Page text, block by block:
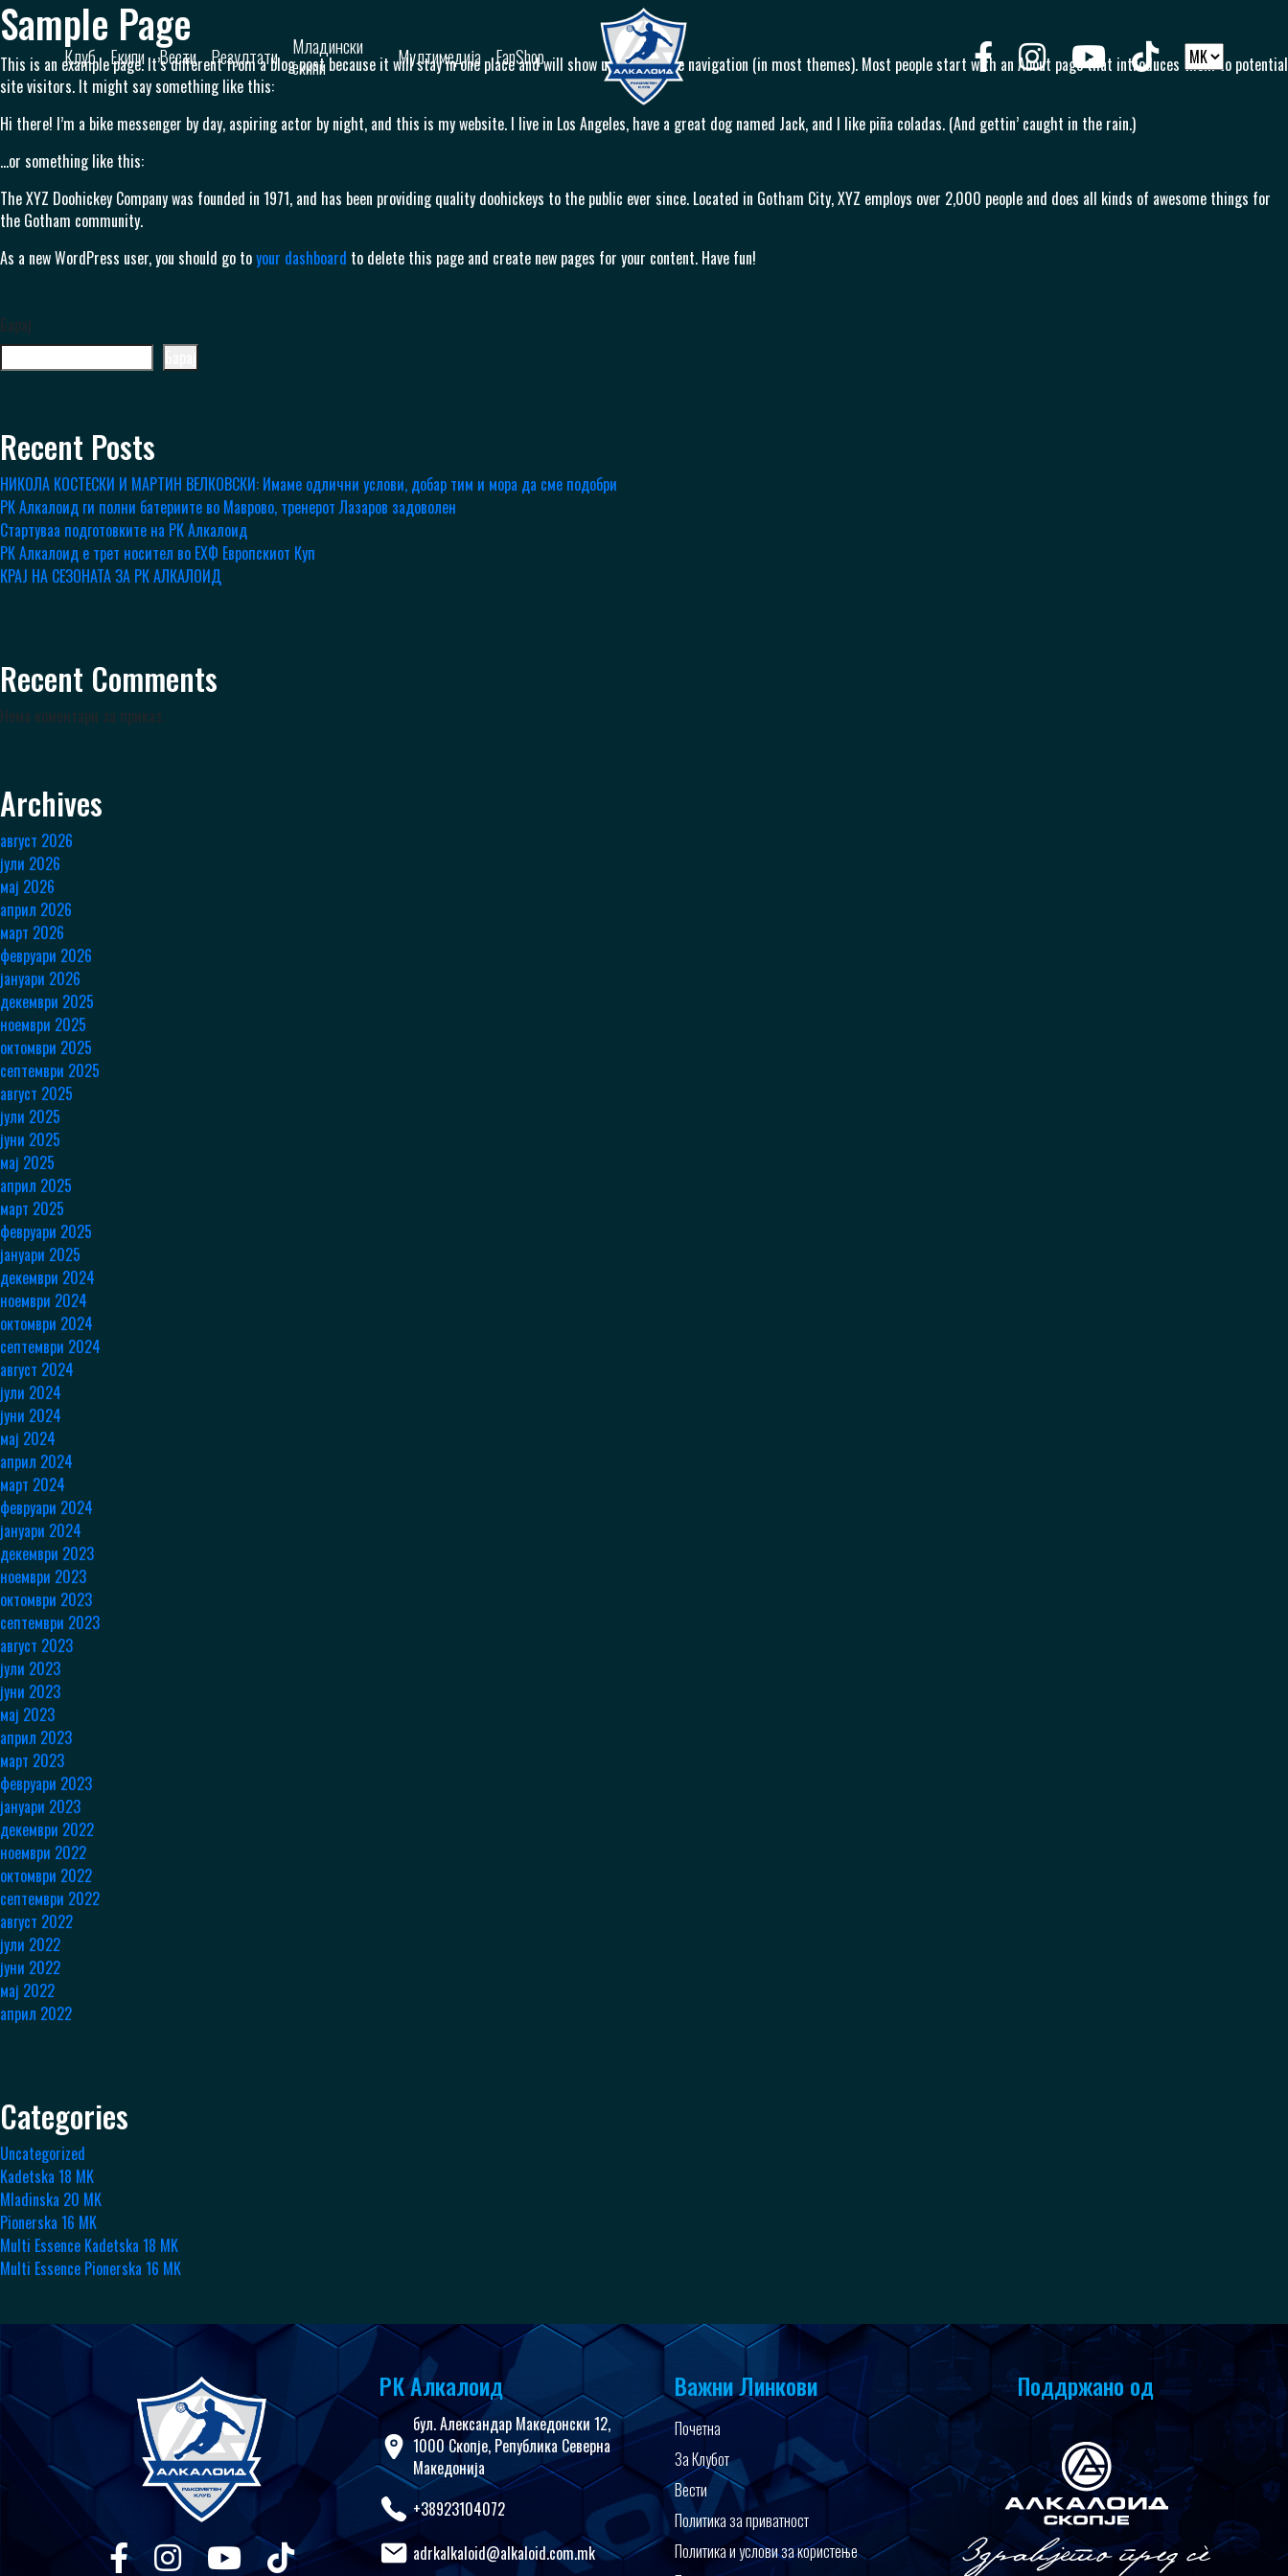
Skip to content
Клуб Екипи Вести Резултати Младински
екипи
Мултимедија FanShop
Sample Page
This is an example page. It’s different from a blog post because it will stay in one place and will show up in your site navigation (in most themes). Most people start with an About page that introduces them to potential
site visitors. It might say something like this:
Hi there! I’m a bike messenger by day, aspiring actor by night, and this is my website. I live in Los Angeles, have a great dog named Jack, and I like piña coladas. (And gettin’ caught in the rain.)
…or something like this:
The XYZ Doohickey Company was founded in 1971, and has been providing quality doohickeys to the public ever since. Located in Gotham City, XYZ employs over 2,000 people and does all kinds of awesome things for
the Gotham community.
As a new WordPress user, you should go toyour dashboard to delete this page and create new pages for your content. Have fun!
Барај
Recent Posts
НИКОЛА КОСТЕСКИ И МАРТИН ВЕЛКОВСКИ: Имаме одлични услови, добар тим и мора да сме подобри
РК Алкалоид ги полни батериите во Маврово, тренерот Лазаров задоволен
Стартуваа подготовките на РК Алкалоид
РК Алкалоид е трет носител во ЕХФ Европскиот Куп
КРАЈ НА СЕЗОНАТА ЗА РК АЛКАЛОИД
Recent Comments
Нема коментари за приказ.
Archives
август 2026
јули 2026
мај 2026
април 2026
март 2026
февруари 2026
јануари 2026
декември 2025
ноември 2025
октомври 2025
септември 2025
август 2025
јули 2025
јуни 2025
мај 2025
април 2025
март 2025
февруари 2025
јануари 2025
декември 2024
ноември 2024
октомври 2024
септември 2024
август 2024
јули 2024
јуни 2024
мај 2024
април 2024
март 2024
февруари 2024
јануари 2024
декември 2023
ноември 2023
октомври 2023
септември 2023
август 2023
јули 2023
јуни 2023
мај 2023
април 2023
март 2023
февруари 2023
јануари 2023
декември 2022
ноември 2022
октомври 2022
септември 2022
август 2022
јули 2022
јуни 2022
мај 2022
април 2022
Categories
Uncategorized
Kadetska 18 MK
Mladinska 20 MK
Pionerska 16 MK
Multi Essence Kadetska 18 MK
Multi Essence Pionerska 16 MK
РК Алкалоид
бул. Александар Македонски 12,
1000 Скопје, Република Северна
Македонија
+38923104072
adrkalkaloid@alkaloid.com.mk
Важни Линкови
Почетна
За Клубот
Вести
Политика за приватност
Политика и услови за користење
Поддржано од